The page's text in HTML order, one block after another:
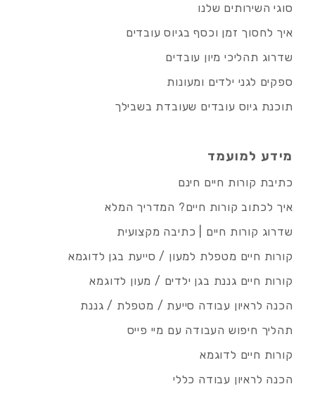
סוגי השירותים שלנו
איך לחסוך זמן וכסף בגיוס עובדים
שדרוג תהליכי מיון עובדים
ספקים לגני ילדים ומעונות
תוכנת גיוס עובדים שעובדת בשבילך
מידע למועמד
כתיבת קורות חיים חינם
איך לכתוב קורות חיים? המדריך המלא
שדרוג קורות חיים | כתיבה מקצועית
קורות חיים מטפלת למעון / סייעת בגן לדוגמא
קורות חיים גננת בגן ילדים / מעון לדוגמא
הכנה לראיון עבודה סייעת / מטפלת / גננת
תהליך חיפוש העבודה עם מיי פייס
קורות חיים לדוגמא
הכנה לראיון עבודה כללי